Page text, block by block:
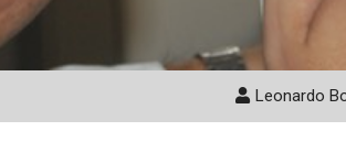
Leonardo